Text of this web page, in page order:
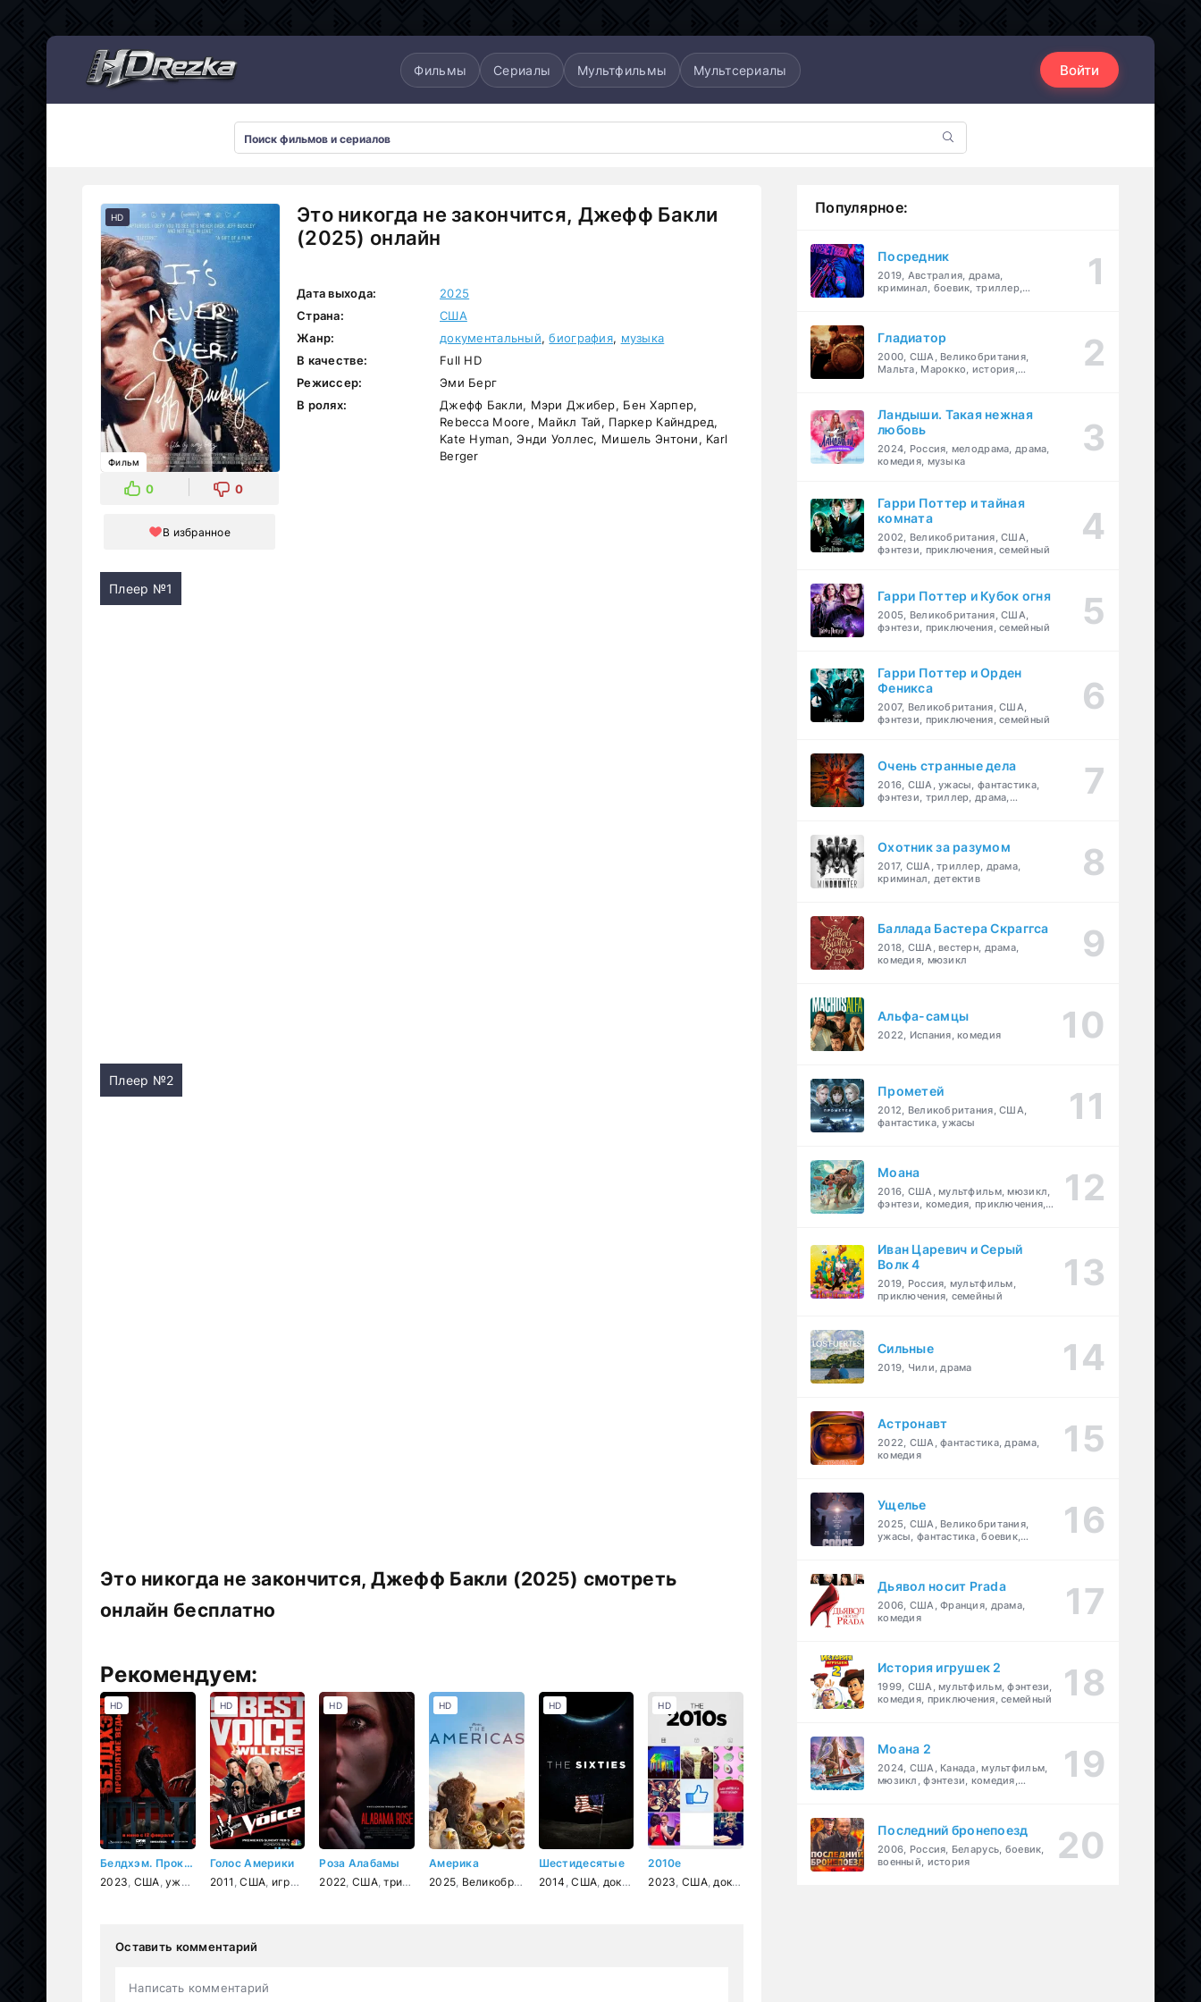
Фильмы Сериалы Мультфильмы Мультсериалы Войти
Это никогда не закончится, Джефф Бакли
(2025) онлайн
HD
Фильм
0 0
В избранное
Дата выхода:
2025
Страна:
США
Жанр:
документальный,биография, музыка
В качестве:
Full HD
Режиссер:
Эми Берг
В ролях:
Джефф Бакли, Мэри Джибер, Бен Харпер,
Rebecca Moore, Майкл Тай, Паркер Кайндред,
Kate Hyman, Энди Уоллес, Мишель Энтони, Karl
Berger
Плеер №1
Плеер №2
Это никогда не закончится, Джефф Бакли (2025) смотреть
онлайн бесплатно
Рекомендуем:
Белдхэм. Проклятие ведьмы
2023 США ,ужасы
HD
Голос Америки
2011 ,США игра , реальное ТВ, музыка
HD
Роза Алабамы
2022 США,триллер
HD
Америка
2025 Великобритания ,документальный
HD
Шестидесятые
2014 ,США документальный ,история
HD
2010е
2023 США, документальный
HD
Оставить комментарий
Написать комментарий
Популярное:
Посредник
2019, Австралия, драма,
криминал, боевик, триллер,
Гладиатор
2000, США, Великобритания,
Мальта, Марокко, история,
Ландыши. Такая нежная
любовь
2024, Россия, мелодрама, драма,
комедия, музыка
Гарри Поттер и тайная
комната
2002, Великобритания, США,
фэнтези, приключения, семейный
Гарри Поттер и Кубок огня
2005, Великобритания, США,
фэнтези, приключения, семейный
Гарри Поттер и Орден
Феникса
2007, Великобритания, США,
фэнтези, приключения, семейный
Очень странные дела
2016, США, ужасы, фантастика,
фэнтези, триллер, драма,
Охотник за разумом
2017, США, триллер, драма,
криминал, детектив
Баллада Бастера Скраггса
2018, США, вестерн, драма,
комедия, мюзикл
Альфа-самцы
2022, Испания, комедия
Прометей
2012, Великобритания, США,
фантастика, ужасы
Моана
2016, США, мультфильм, мюзикл,
фэнтези, комедия, приключения,
Иван Царевич и Серый
Волк 4
2019, Россия, мультфильм,
приключения, семейный
Сильные
2019, Чили, драма
Астронавт
2022, США, фантастика, драма,
комедия
Ущелье
2025, США, Великобритания,
ужасы, фантастика, боевик,
Дьявол носит Prada
2006, США, Франция, драма,
комедия
История игрушек 2
1999, США, мультфильм, фэнтези,
комедия, приключения, семейный
Моана 2
2024, США, Канада, мультфильм,
мюзикл, фэнтези, комедия,
Последний бронепоезд
2006, Россия, Беларусь, боевик,
военный, история
Мультсериалы